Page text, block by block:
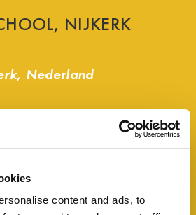
content and ads, to
NIJKERK
Nederland
GREEN